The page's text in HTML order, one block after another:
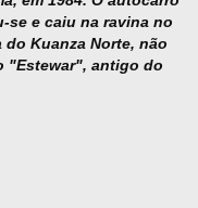
se e caiu na ravina no
Kuanza Norte, não
"Estewar", antigo do